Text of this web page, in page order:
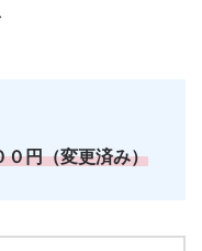
円（変更済み）